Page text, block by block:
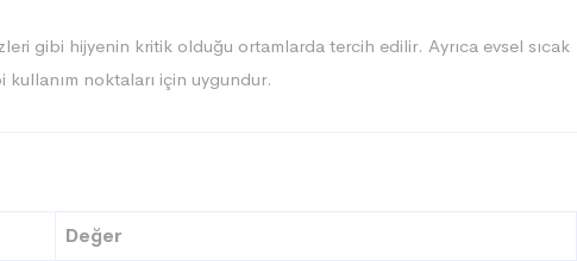
gibi hijyenin kritik olduğu ortamlarda tercih edilir. Ayrıca evsel sıcak
noktaları için uygundur.
Değer